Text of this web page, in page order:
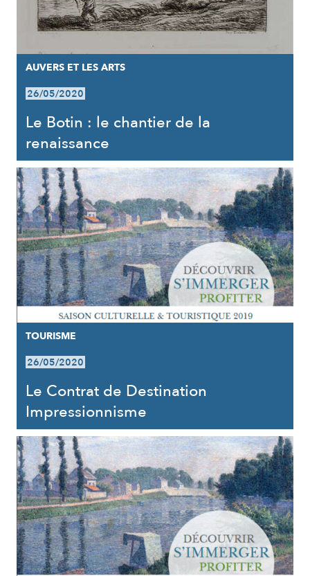
AUVERS ET LES ARTS
26/05/2020
Le Botin : le chantier de la
renaissance
TOURISME
26/05/2020
Le Contrat de Destination
Impressionnisme